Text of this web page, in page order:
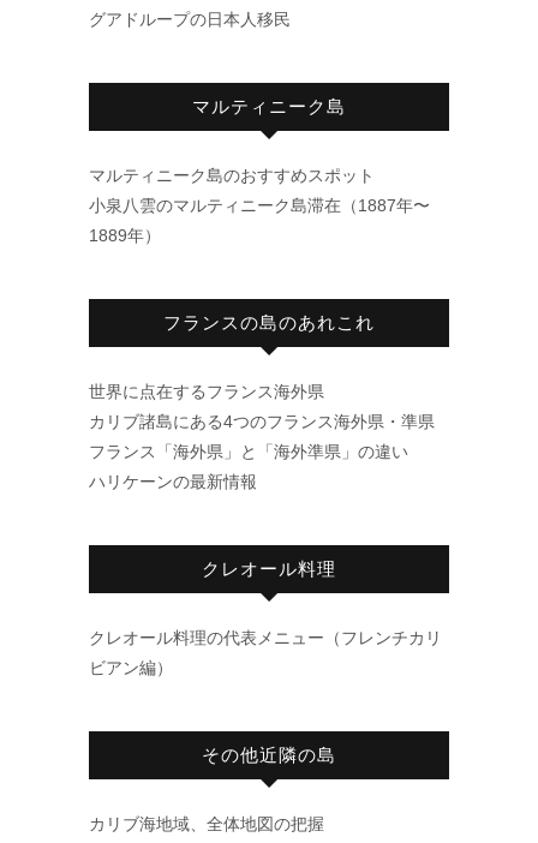
グアドループの日本人移民
マルティニーク島
マルティニーク島のおすすめスポット
小泉八雲のマルティニーク島滞在（1887年〜
1889年）
フランスの島のあれこれ
世界に点在するフランス海外県
カリブ諸島にある4つのフランス海外県・準県
フランス「海外県」と「海外準県」の違い
ハリケーンの最新情報
クレオール料理
クレオール料理の代表メニュー（フレンチカリ
ビアン編）
その他近隣の島
カリブ海地域、全体地図の把握